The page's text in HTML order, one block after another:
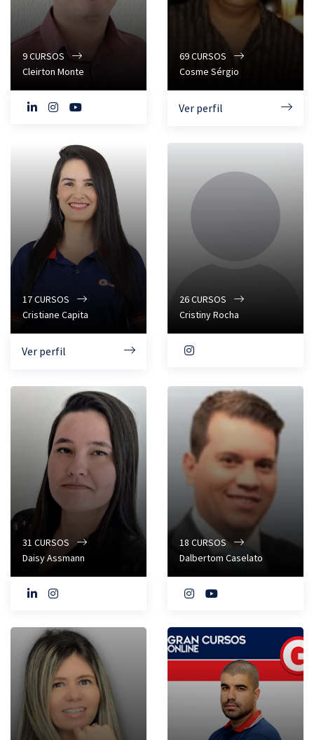
9CURSOS
Cleirton Monte
69CURSOS
Cosme Sérgio
Ver perfil
17CURSOS
Cristiane Capita
Ver perfil
26CURSOS
Cristiny Rocha
31 CURSOS
Daisy Assmann
18 CURSOS
Dalbertom Caselato